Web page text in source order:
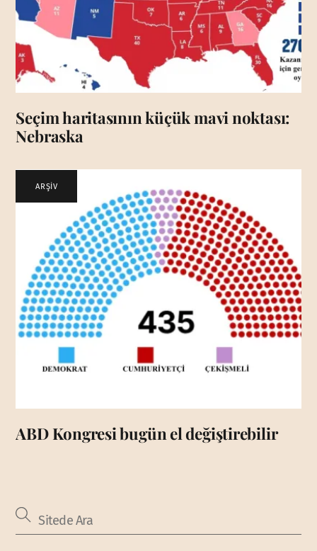
Seçim haritasının küçük mavi noktası:
Nebraska
ARŞİV
ABD Kongresi bugün el değiştirebilir